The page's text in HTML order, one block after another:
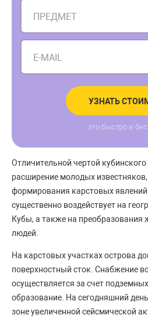
ПРЕДМЕТ
E-MAIL
УЗНАТЬ
это быстро и
Отличительной чертой кубинского
расширение молодых известняков,
формирования карстовых
существенно воздействует на
Кубы, а также на преобразования
людей.
На карстовых участках острова
поверхностный сток. Снабжение
осуществляется за счет
образование. На сегодняшний
зоне увеличенной сейсмической